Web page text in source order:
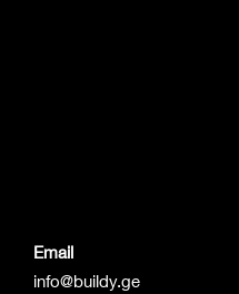
Email
info@buildy.ge